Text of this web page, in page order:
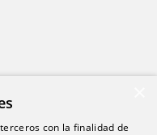
terceros con la finalidad de